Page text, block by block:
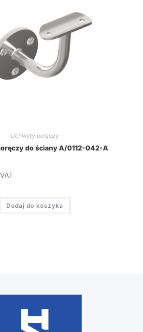
Uchwyty poręczy
do ściany A/0112-042-A
Dodaj do koszyka